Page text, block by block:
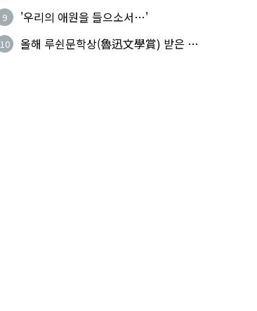
9 '우리의 애원을 들으소서…'
10
올해 루쉰문학상(魯迅文學賞) 받은 왕